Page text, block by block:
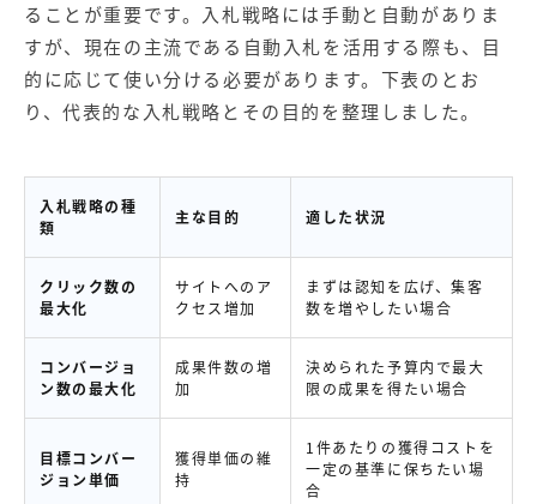
ることが重要です。入札戦略には手動と自動がありま
すが、現在の主流である自動入札を活用する際も、目
的に応じて使い分ける必要があります。下表のとお
り、代表的な入札戦略とその目的を整理しました。
入札戦略の種
類
主な目的 適した状況
クリック数の
最大化
サイトへのア
クセス増加
まずは認知を広げ、集客
数を増やしたい場合
コンバージョ
ン数の最大化
成果件数の増
加
決められた予算内で最大
限の成果を得たい場合
目標コンバー
ジョン単価
獲得単価の維
持
1件あたりの獲得コストを
一定の基準に保ちたい場
合